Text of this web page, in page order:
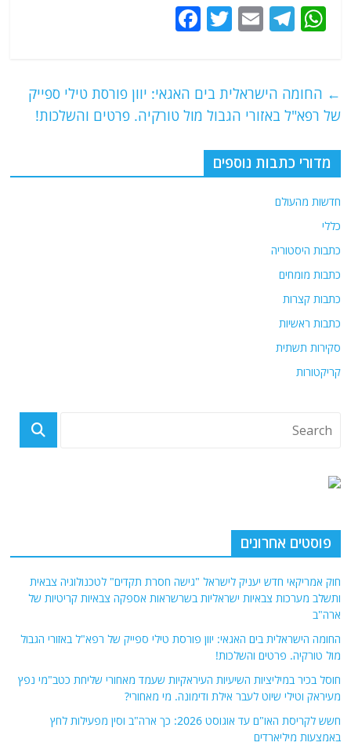
W
s
A
p
p
T
g
ra
m
E
l
T
er
e
b
o
← החומה הישראלית בים האגאי: יוון פורסת טילי ספייק
של רפא"ל באזורי הגבול מול טורקיה. פרטים והשלכות!
מדורי כתבות נוספים
חדשות מהעולם
כללי
כתבות היסטוריה
כתבות מומחים
כתבות קצרות
כתבות ראשיות
סקירות תשתית
קריקטורות
פוסטים אחרונים
חוק אמריקאי חדש יעניק לישראל "גישה חסרת תקדים" לטכנולוגיה צבאית
ותשלב מערכות צבאיות ישראליות בשרשראות אספקה ​​צבאיות קריטיות של
ארה"ב
החומה הישראלית בים האגאי: יוון פורסת טילי ספייק של רפא"ל באזורי הגבול
מול טורקיה. פרטים והשלכות!
חוסל בכיר במיליציות השיעיות העיראקיות שעמד מאחורי שליחת כטב"מי נפץ
מעיראק וטילי שיוט לעבר אילת ודימונה. מי מאחורי?
חשש לקריסת האו"ם עד אוגוסט 2026: כך ארה"ב וסין מפעילות לחץ
באמצעות מיליארדים